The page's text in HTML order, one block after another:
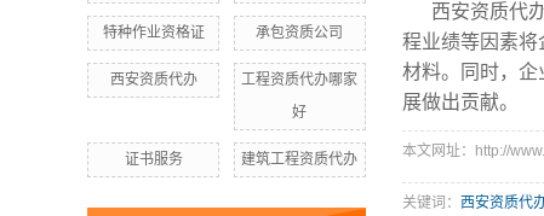
特种作业资格证 承包资质公司
西安资质代办
工程资质代办哪家
好
证书服务 建筑工程资质代办
西安资质代
程业绩等因素
材料。同时，
展做出贡献。
本文网址：http://
关键词： 西安资质代